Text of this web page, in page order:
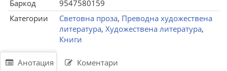
Баркод
9547580159
Категории
Световна проза, Преводна художествена
литература, Художествена литература,
Книги
Анотация Коментари